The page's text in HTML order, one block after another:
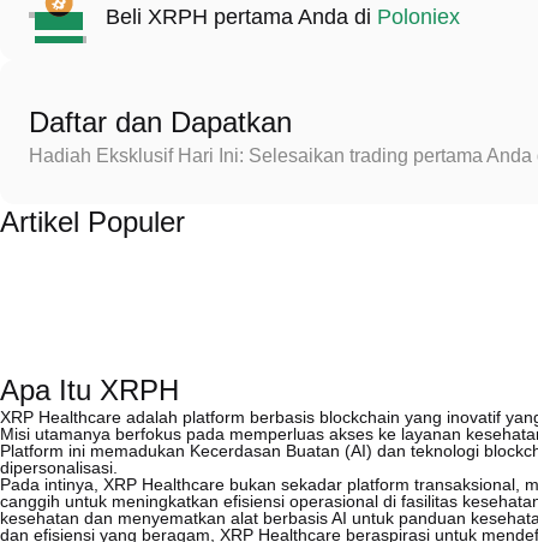
Beli XRPH pertama Anda di Poloniex
Daftar dan Dapatkan
Hadiah Eksklusif Hari Ini: Selesaikan trading pertama
Artikel Populer
Apa Itu XRPH
XRP Healthcare adalah platform berbasis blockchain yang inovatif
Misi utamanya berfokus pada memperluas akses ke layanan
Platform ini memadukan Kecerdasan Buatan (AI) dan teknologi
dipersonalisasi.
Pada intinya, XRP Healthcare bukan sekadar platform transaksional,
canggih untuk meningkatkan efisiensi operasional di fasilitas
kesehatan dan menyematkan alat berbasis AI untuk panduan
dan efisiensi yang beragam, XRP Healthcare beraspirasi untuk